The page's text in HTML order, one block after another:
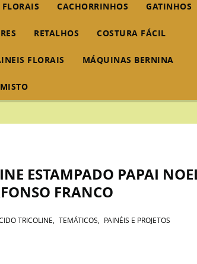
FLORAIS CACHORRINHOS GATINHOS
RETALHOS COSTURA FÁCIL
FLORAIS MÁQUINAS BERNINA
ESTAMPADO PAPAI
FRANCO
TRICOLINE TEMÁTICOS PAINÉIS E PROJETOS